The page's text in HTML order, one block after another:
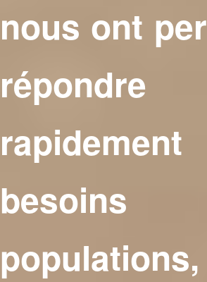
nous ont
répondre